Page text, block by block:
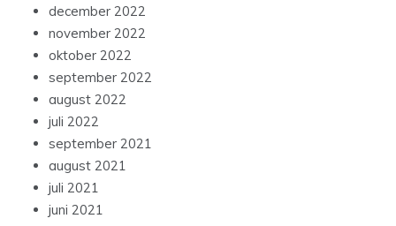
december 2022
november 2022
oktober 2022
september 2022
august 2022
juli 2022
september 2021
august 2021
juli 2021
juni 2021